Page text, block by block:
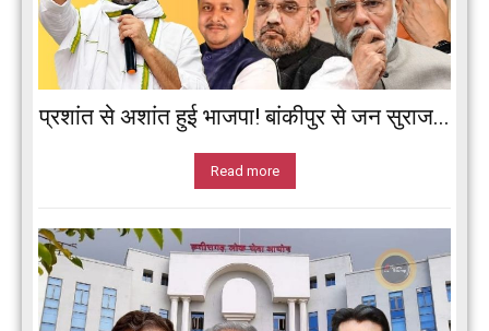
प्रशांत से अशांत हुई भाजपा! बांकीपुर से जन सुराज...
Read more